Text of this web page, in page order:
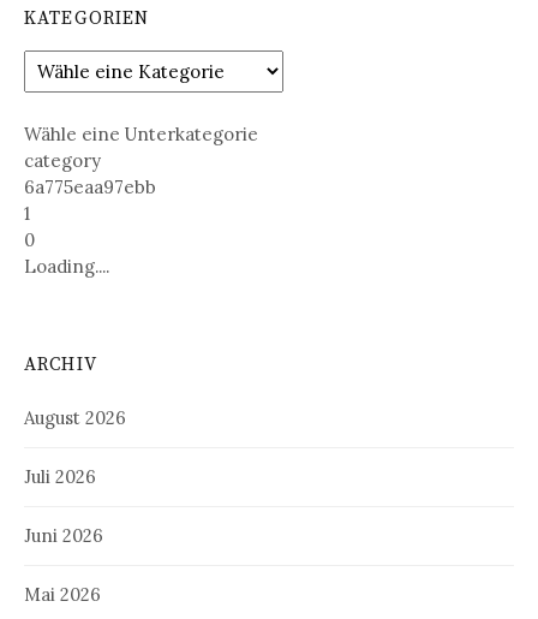
KATEGORIEN
Wähle eine Unterkategorie
category
6a775eaa97ebb
1
0
Loading....
ARCHIV
August 2026
Juli 2026
Juni 2026
Mai 2026